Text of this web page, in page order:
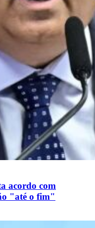
acordo com
"até o fim"